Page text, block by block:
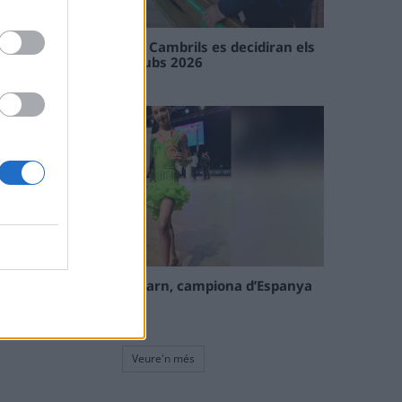
En les tirades de Flix i Cambrils es decidiran els
campions de l’Interclubs 2026
La tortosina Cinta Talarn, campiona d’Espanya
Veure'n més